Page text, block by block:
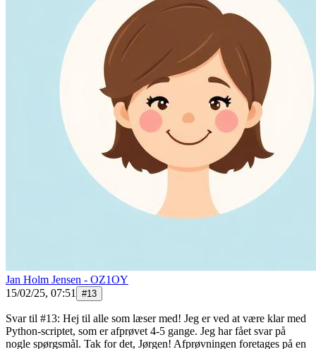
Jan Holm Jensen - OZ1OY
15/02/25, 07:51
#13
Svar til #13: Hej til alle som læser med! Jeg er ved at være klar med
Python-scriptet, som er afprøvet 4-5 gange. Jeg har fået svar på
nogle spørgsmål. Tak for det, Jørgen! Afprøvningen foretages på en